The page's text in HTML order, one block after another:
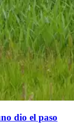
dio el paso